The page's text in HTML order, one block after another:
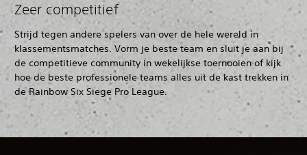
Zeer competitief
Strijd tegen andere spelers van over de hele wereld in
klassementsmatches. Vorm je beste team en sluit je aan bij
de competitieve community in wekelijkse toernooien of kijk
hoe de beste professionele teams alles uit de kast trekken in
de Rainbow Six Siege Pro League.